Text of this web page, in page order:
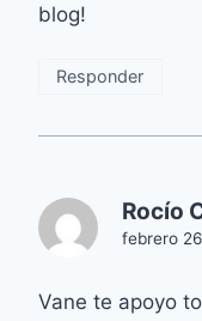
blog!
Responder
Rocío
febrero
Vane te apoyo